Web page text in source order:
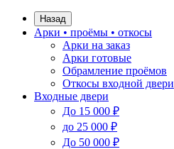
Назад
Арки • проёмы • откосы
Арки на заказ
Арки готовые
Обрамление проёмов
Откосы входной двери
Входные двери
До 15 000 ₽
до 25 000 ₽
До 50 000 ₽